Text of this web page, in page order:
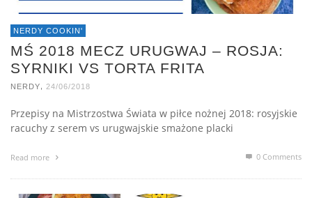
NERDY COOKIN'
MŚ 2018 MECZ URUGWAJ – ROSJA:
SYRNIKI VS TORTA FRITA
NERDY 24/06/2018
Przepisy na Mistrzostwa Świata w piłce nożnej 2018: rosyjskie
racuchy z serem vs urugwajskie smażone placki
Read more 0 Comments